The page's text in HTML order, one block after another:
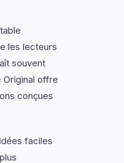
les lecteurs
souvent
Original offre
conçues
faciles